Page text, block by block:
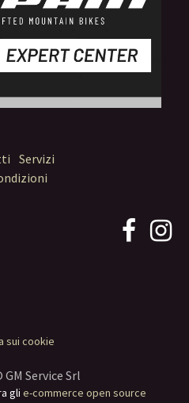
Servizi
sui cookie
Service Srl
gli e-commerce open source